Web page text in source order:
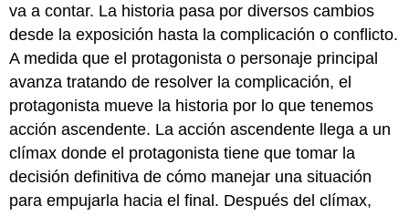
va a contar. La historia pasa por diversos cambios
desde la exposición hasta la complicación o conflicto.
A medida que el protagonista o personaje principal
avanza tratando de resolver la complicación, el
protagonista mueve la historia por lo que tenemos
acción ascendente. La acción ascendente llega a un
clímax donde el protagonista tiene que tomar la
decisión definitiva de cómo manejar una situación
para empujarla hacia el final. Después del clímax,